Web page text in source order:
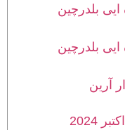
بلدرچین
بلدرچین
آرین